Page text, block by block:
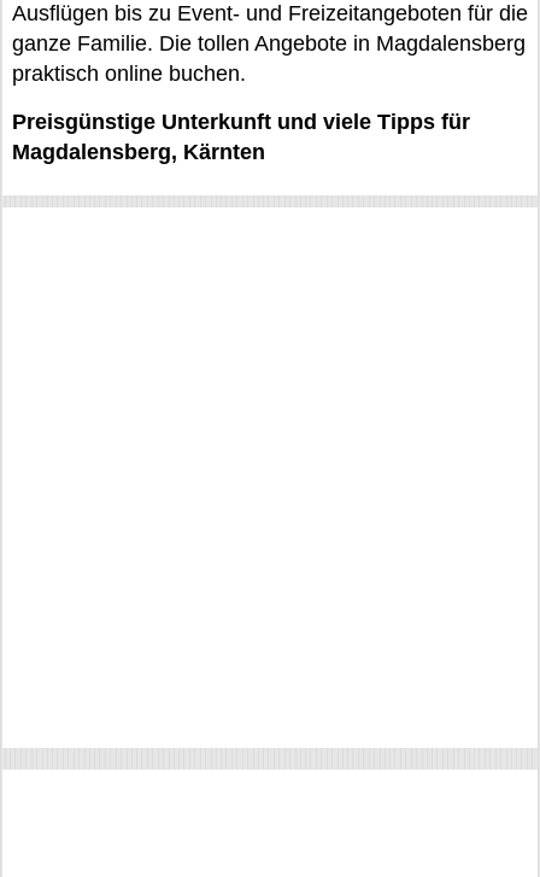
Ausflügen bis zu Event- und Freizeitangeboten für die
ganze Familie. Die tollen Angebote in Magdalensberg
praktisch online buchen.
Preisgünstige Unterkunft und viele Tipps für
Magdalensberg, Kärnten